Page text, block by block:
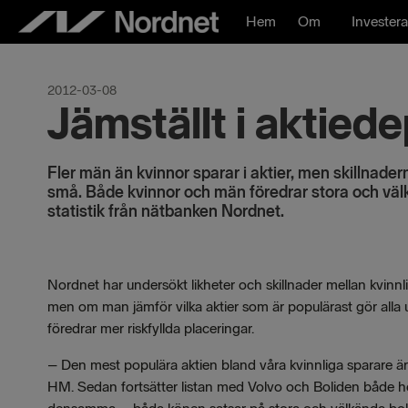
Hoppa
Hem Om
2012-03-08
Jämställt i
Fler män än kvinnor sparar i aktier, men
små. Både kvinnor och män föredrar stora och
statistik från nätbanken Nordnet.
Nordnet har undersökt likheter och skillnader mellan
men om man jämför vilka aktier som är populärast gör
föredrar mer riskfyllda placeringar.
– Den mest populära aktien bland våra kvinnliga sparare
HM. Sedan fortsätter listan med Volvo och Boliden både